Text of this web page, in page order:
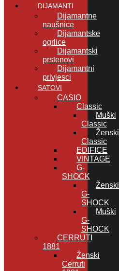
DIJAMANTI
Dijamantne
naušnice
Dijamantske
ogrlice
Dijamantski
prstenovi
Dijamantni
privjesci
SATOVI
CASIO
Classic
Muški
Classic
Ženski
Classic
EDIFICE
VINTAGE
G-
SHOCK
Ženski
G-
SHOCK
Muški
G-
SHOCK
CERRUTI
1881
Ženski
Cerruti